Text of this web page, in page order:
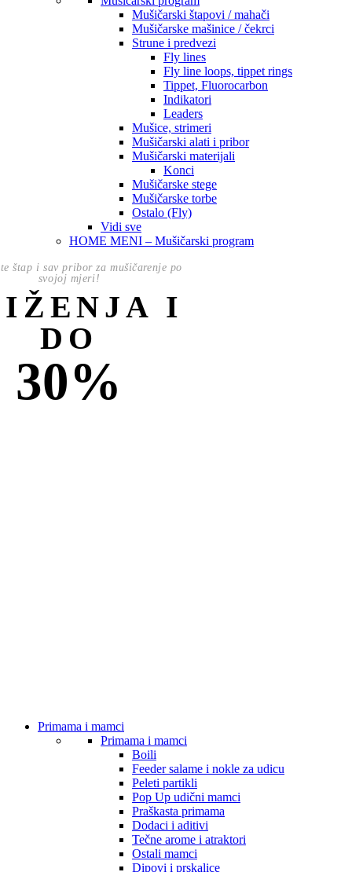
Mušičarski štapovi / mahači
Mušičarske mašinice / čekrci
Strune i predvezi
Fly lines
Fly line loops, tippet rings
Tippet, Fluorocarbon
Indikatori
Leaders
Mušice, strimeri
Mušičarski alati i pribor
Mušičarski materijali
Konci
Mušičarske stege
Mušičarske torbe
Ostalo (Fly)
Vidi sve
HOME MENI – Mušičarski program
štap i sav pribor za mušičarenje po
svojoj mjeri!
I
DO
30%
Primama i mamci
Primama i mamci
Boili
Feeder salame i nokle za udicu
Peleti partikli
Pop Up udični mamci
Praškasta primama
Dodaci i aditivi
Tečne arome i atraktori
Ostali mamci
Dipovi i prskalice